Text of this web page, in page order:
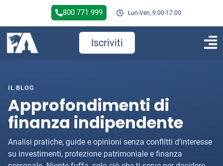
800 771 999 Lun-Ven, 9:00-17:00
Iscriviti
IL BLOG
Approfondimenti di
finanza indipendente
Analisi pratiche, guide e opinioni senza conflitti d’interesse
su investimenti, protezione patrimoniale e finanza